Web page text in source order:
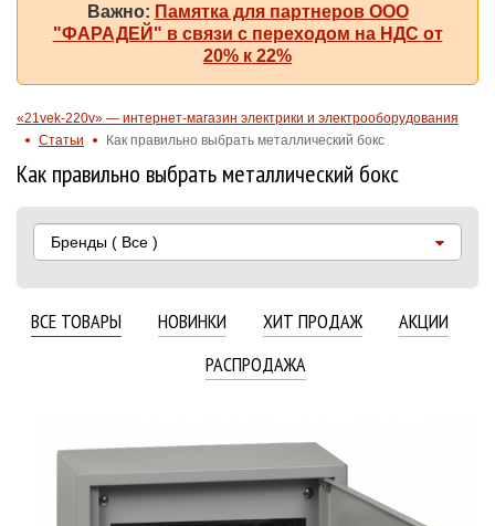
Важно: Памятка для партнеров ООО
"ФАРАДЕЙ" в связи с переходом на НДС от
20% к 22%
«21vek-220v» — интернет-магазин электрики и электрооборудования
Статьи
Как правильно выбрать металлический бокс
Как правильно выбрать металлический бокс
Бренды ( Все )
ВСЕ ТОВАРЫ НОВИНКИ ХИТ ПРОДАЖ
АКЦИИ
РАСПРОДАЖА